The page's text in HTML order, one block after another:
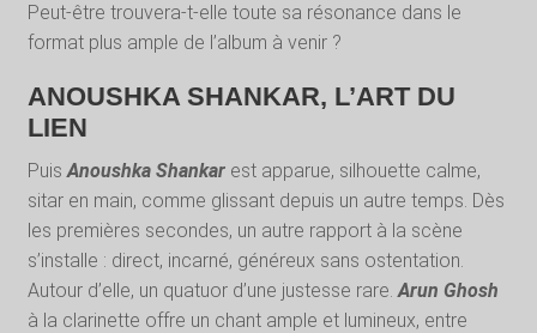
Peut-être trouvera-t-elle toute sa résonance dans le
format plus ample de l’album à venir ?
ANOUSHKA SHANKAR, L’ART DU
LIEN
PuisAnoushka Shankarest apparue, silhouette calme,
sitar en main, comme glissant depuis un autre temps. Dès
les premières secondes, un autre rapport à la scène
s’installe : direct, incarné, généreux sans ostentation.
Autour d’elle, un quatuor d’une justesse rare.Arun Ghosh
à la clarinette offre un chant ample et lumineux, entre